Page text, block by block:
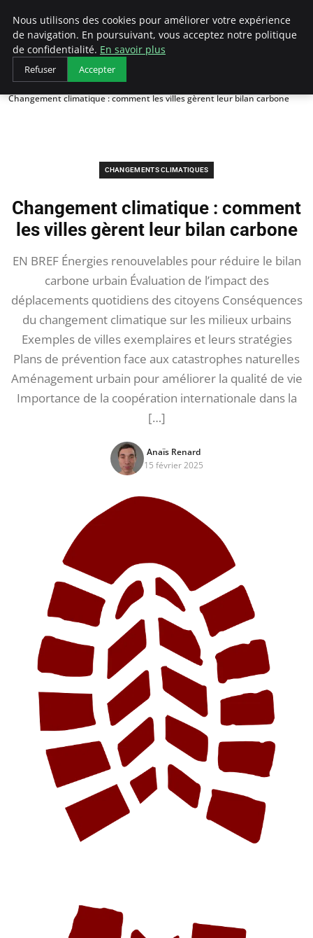
Arcticclimateemergency
Accueil
Changements Climatiques
Changement climatique : comment les villes gèrent leur bilan carbone
CHANGEMENTS CLIMATIQUES
Changement climatique : comment
les villes gèrent leur bilan carbone
EN BREF Énergies renouvelables pour réduire le bilan
carbone urbain Évaluation de l’impact des
déplacements quotidiens des citoyens Conséquences
du changement climatique sur les milieux urbains
Exemples de villes exemplaires et leurs stratégies
Plans de prévention face aux catastrophes naturelles
Aménagement urbain pour améliorer la qualité de vie
Importance de la coopération internationale dans la
[…]
Anaïs Renard
15 février 2025
Nous utilisons des cookies pour améliorer votre expérience
de navigation. En poursuivant, vous acceptez notre politique
de confidentialité. En savoir plus
Refuser Accepter